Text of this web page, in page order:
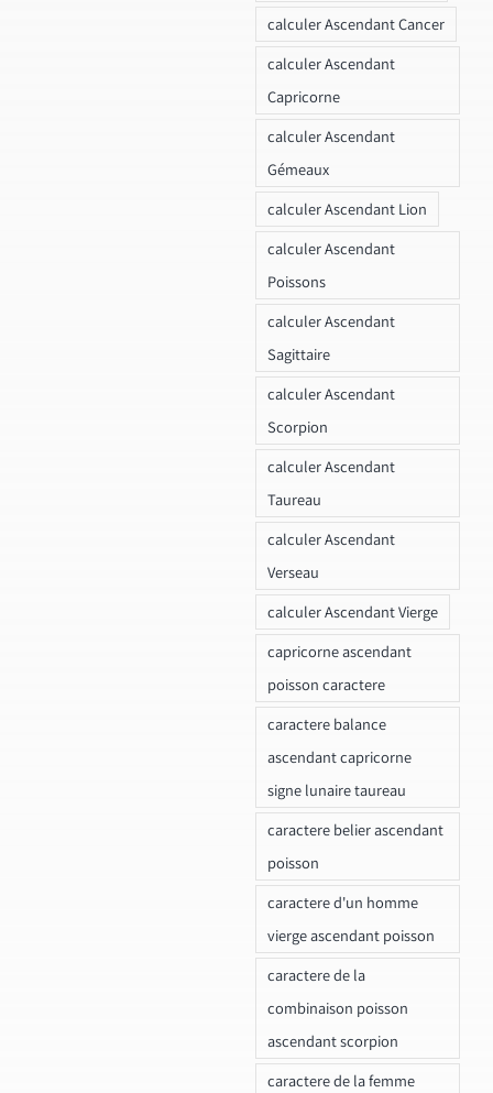
calculer Ascendant Cancer
calculer Ascendant
Capricorne
calculer Ascendant
Gémeaux
calculer Ascendant Lion
calculer Ascendant
Poissons
calculer Ascendant
Sagittaire
calculer Ascendant
Scorpion
calculer Ascendant
Taureau
calculer Ascendant
Verseau
calculer Ascendant Vierge
capricorne ascendant
poisson caractere
caractere balance
ascendant capricorne
signe lunaire taureau
caractere belier ascendant
poisson
caractere d'un homme
vierge ascendant poisson
caractere de la
combinaison poisson
ascendant scorpion
caractere de la femme